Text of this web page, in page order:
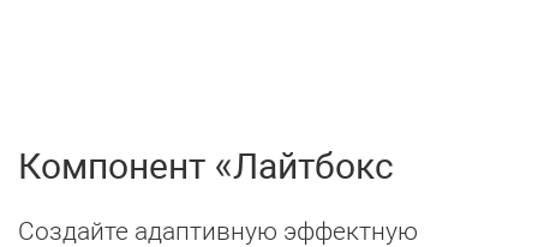
Компонент Лайтбокс
Создайте адаптивную эффектную